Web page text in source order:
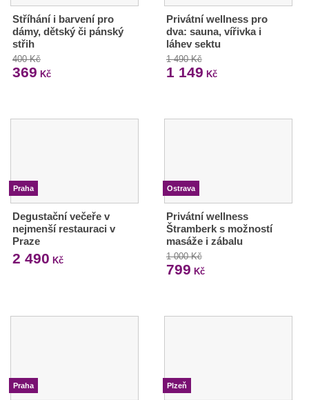
Stříhání i barvení pro
dámy, dětský či pánský
střih
400 Kč
369 Kč
Privátní wellness pro
dva: sauna, vířivka i
láhev sektu
1 490 Kč
1 149 Kč
Praha
Degustační večeře v
nejmenší restauraci v
Praze
2 490 Kč
Ostrava
Privátní wellness
Štramberk s možností
masáže i zábalu
1 000 Kč
799 Kč
Praha Plzeň